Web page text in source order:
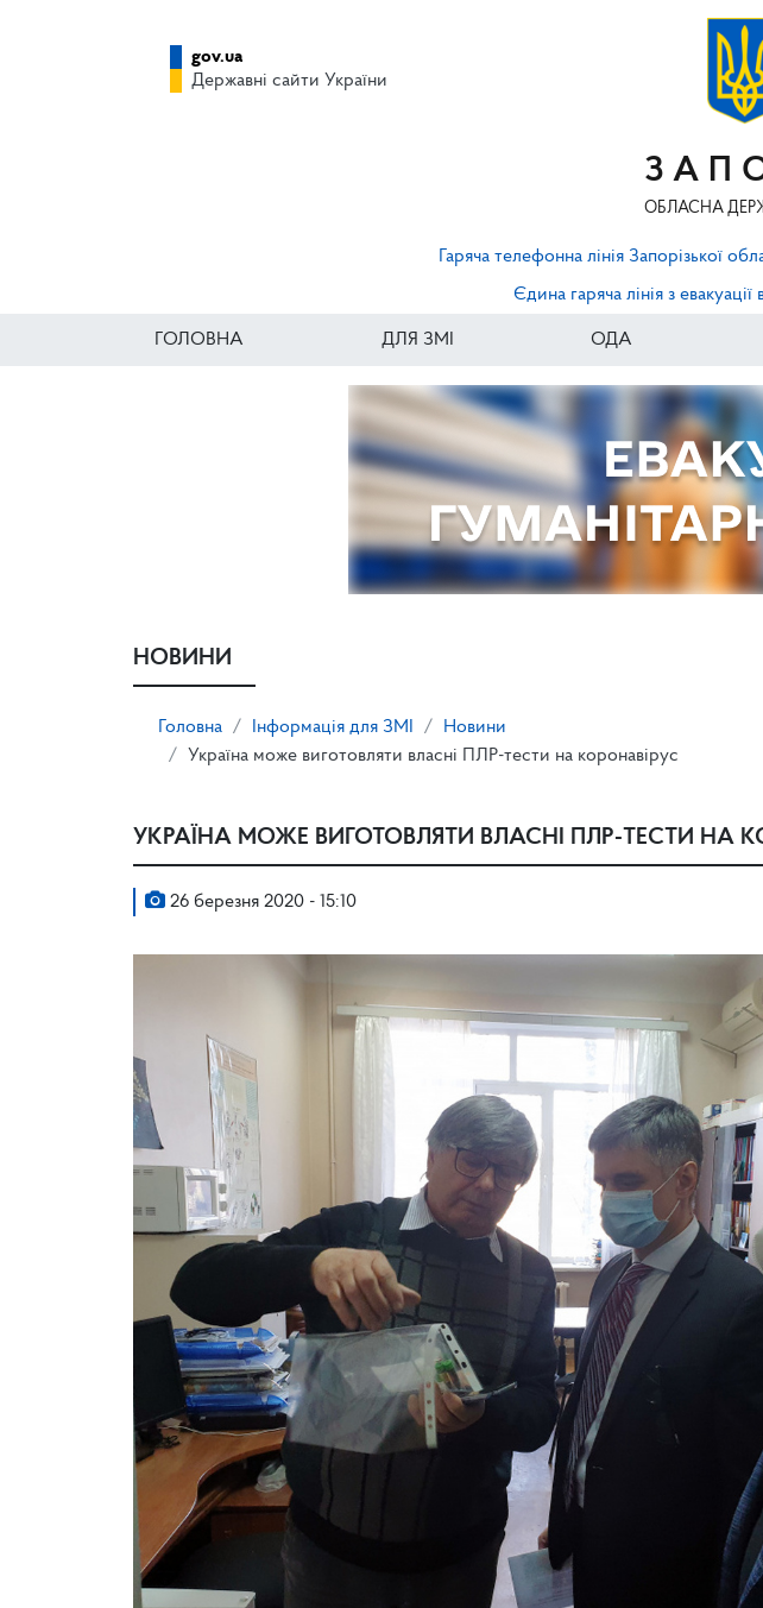
ОБЛАСНА
gov.ua
Державні сайти України
Гаряча телефонна лінія Запорізької
Єдина гаряча лінія з евакуації
ГОЛОВНА ДЛЯ ЗМІ ОДА
НОВИНИ
Головна Інформація для ЗМІ
Новини
Україна може виготовляти власні ПЛР-тести на коронавірус
УКРАЇНА МОЖЕ ВИГОТОВЛЯТИ ВЛАСНІ ПЛР-ТЕСТИ НА
26 березня 2020 - 15:10